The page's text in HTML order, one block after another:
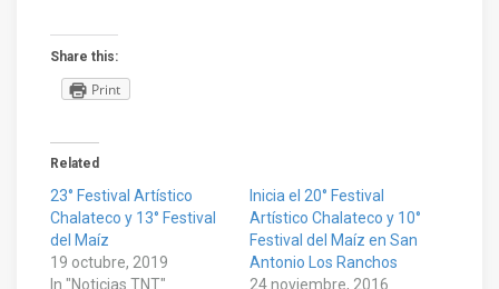
Share this:
Print
Related
23° Festival Artístico
Chalateco y 13° Festival
del Maíz
19 octubre, 2019
In "Noticias TNT"
Inicia el 20° Festival
Artístico Chalateco y 10°
Festival del Maíz en San
Antonio Los Ranchos
24 noviembre, 2016